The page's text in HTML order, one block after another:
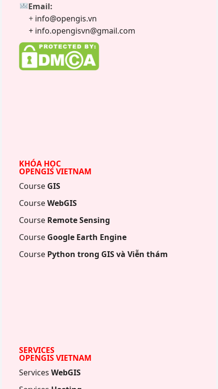
Email:
+ info@opengis.vn
+ info.opengisvn@gmail.com
KHÓA HỌC
OPENGIS VIETNAM
Course GIS
CourseWebGIS
Course Remote Sensing
Course Google Earth Engine
Course Python trong GIS và Viễn thám
SERVICES
OPENGIS VIETNAM
ServicesWebGIS